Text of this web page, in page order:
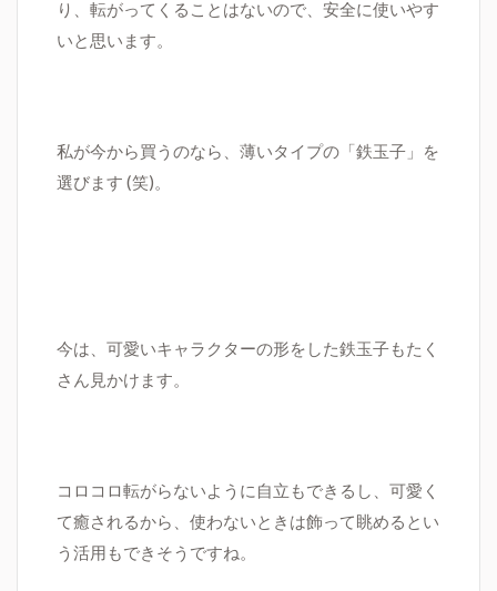
り、転がってくることはないので、安全に使いやす
いと思います。
私が今から買うのなら、薄いタイプの「鉄玉子」を
選びます (笑)。
今は、可愛いキャラクターの形をした鉄玉子もたく
さん見かけます。
コロコロ転がらないように自立もできるし、可愛く
て癒されるから、使わないときは飾って眺めるとい
う活用もできそうですね。